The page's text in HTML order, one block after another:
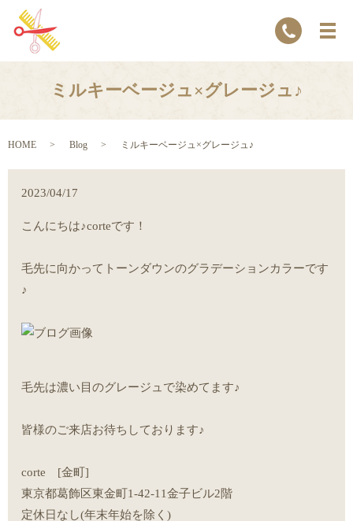
ミルキーベージュ×グレージュ♪
HOME Blog ミルキーベージュ×グレージュ♪
2023/04/17
こんにちは♪corteです！
毛先に向かってトーンダウンのグラデーションカラーです
♪
毛先は濃い目のグレージュで染めてます♪
皆様のご来店お待ちしております♪
corte [金町]
東京都葛飾区東金町1-42-11金子ビル2階
定休日なし(年末年始を除く)